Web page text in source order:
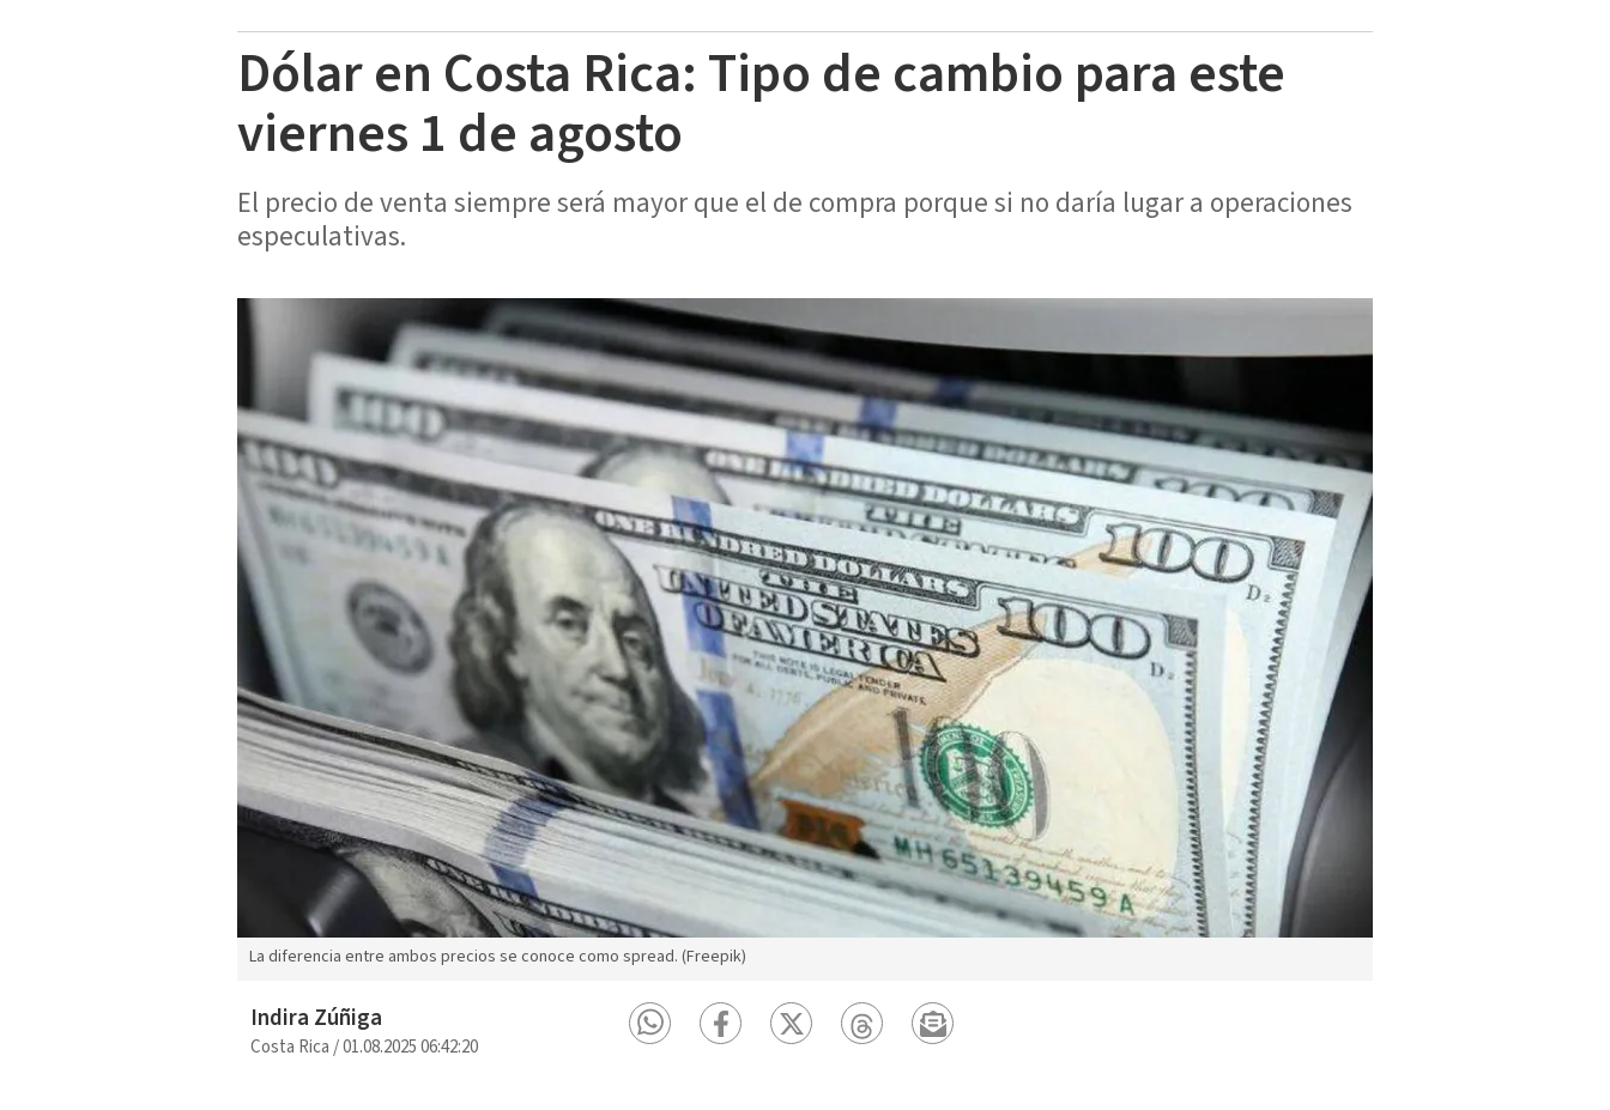
Dólar en Costa Rica: Tipo de cambio para este
viernes 1 de agosto
El precio de venta siempre será mayor que el de compra porque si no daría lugar a operaciones
especulativas.
La diferencia entre ambos precios se conoce como spread. (Freepik)
Indira Zúñiga
Costa Rica/01.08.2025 06:42:20